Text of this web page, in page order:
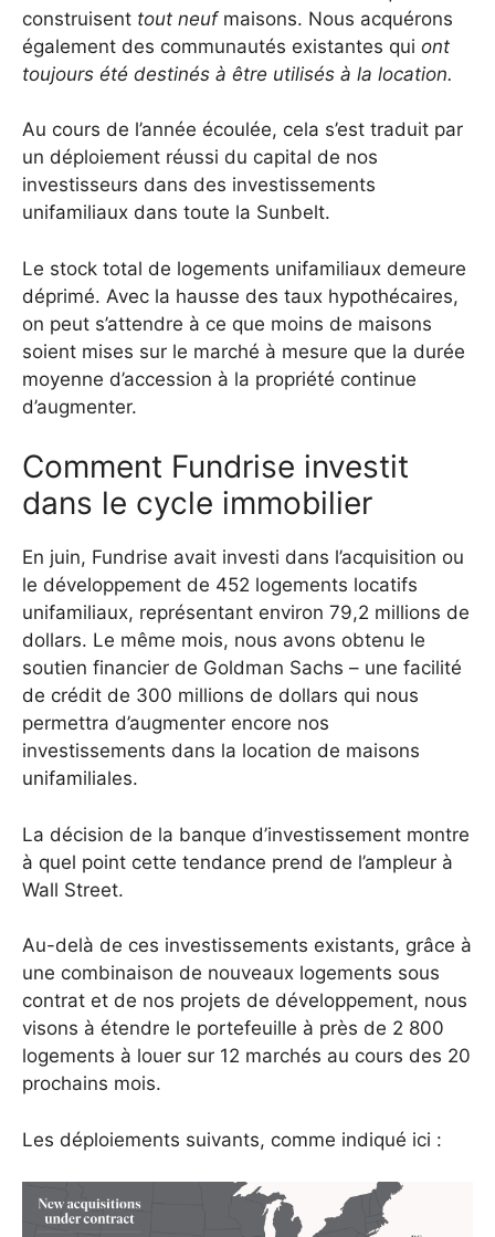
construisent tout neuf maisons. Nous acquérons
également des communautés existantes qui ont
toujours été destinés à être utilisés à la location.
Au cours de l’année écoulée, cela s’est traduit par
un déploiement réussi du capital de nos
investisseurs dans des investissements
unifamiliaux dans toute la Sunbelt.
Le stock total de logements unifamiliaux demeure
déprimé. Avec la hausse des taux hypothécaires,
on peut s’attendre à ce que moins de maisons
soient mises sur le marché à mesure que la durée
moyenne d’accession à la propriété continue
d’augmenter.
Comment Fundrise investit
dans le cycle immobilier
En juin, Fundrise avait investi dans l’acquisition ou
le développement de 452 logements locatifs
unifamiliaux, représentant environ 79,2 millions de
dollars. Le même mois, nous avons obtenu le
soutien financier de Goldman Sachs – une facilité
de crédit de 300 millions de dollars qui nous
permettra d’augmenter encore nos
investissements dans la location de maisons
unifamiliales.
La décision de la banque d’investissement montre
à quel point cette tendance prend de l’ampleur à
Wall Street.
Au-delà de ces investissements existants, grâce à
une combinaison de nouveaux logements sous
contrat et de nos projets de développement, nous
visons à étendre le portefeuille à près de 2 800
logements à louer sur 12 marchés au cours des 20
prochains mois.
Les déploiements suivants, comme indiqué ici :